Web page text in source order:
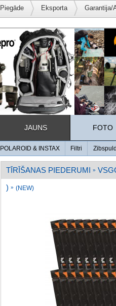
Piegāde Eksporta Garantija/
JAUNS FOTO
POLAROID & INSTAX Filtri
TĪRĪŠANAS PIEDERUMI »
) » (NEW)